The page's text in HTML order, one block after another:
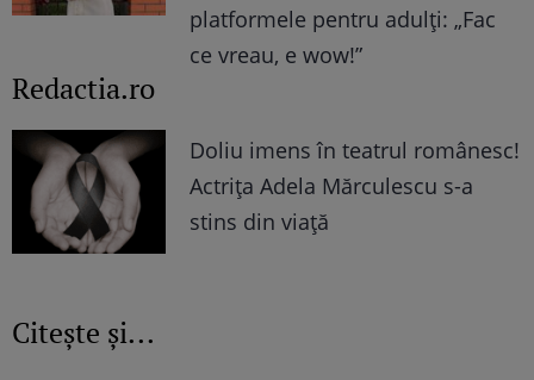
platformele pentru adulți: „Fac
ce vreau, e wow!”
Redactia.ro
Doliu imens în teatrul românesc!
Actrița Adela Mărculescu s-a
stins din viață
Citește și...